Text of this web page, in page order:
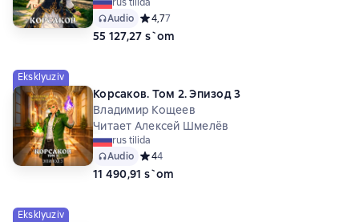
rus tilida
Audio Средний рейтинг 4,7 на основе 7 оценок
4,77
55 127,27 s`om
Eksklyuziv
Корсаков. Том 2. Эпизод 3
Владимир Кощеев
Читает Алексей Шмелёв
rus tilida
Audio Средний рейтинг 4 на основе 4 оценок
44
11 490,91 s`om
Eksklyuziv